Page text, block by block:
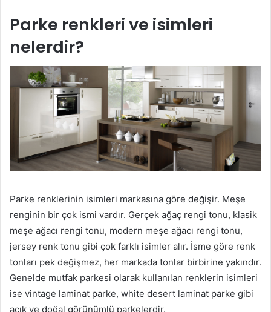
Parke renkleri ve isimleri
nelerdir?
Parke renklerinin isimleri markasına göre değişir. Meşe
renginin bir çok ismi vardır. Gerçek ağaç rengi tonu, klasik
meşe ağacı rengi tonu, modern meşe ağacı rengi tonu,
jersey renk tonu gibi çok farklı isimler alır. İsme göre renk
tonları pek değişmez, her markada tonlar birbirine yakındır.
Genelde mutfak parkesi olarak kullanılan renklerin isimleri
ise vintage laminat parke, white desert laminat parke gibi
açık ve doğal görünümlü parkelerdir.